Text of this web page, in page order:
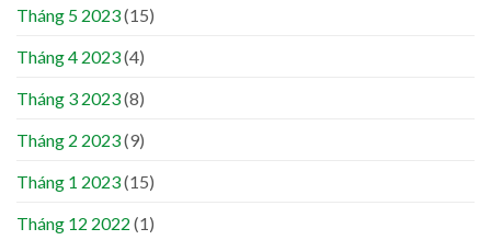
Tháng 5 2023(15)
Tháng 4 2023(4)
Tháng 3 2023(8)
Tháng 2 2023(9)
Tháng 1 2023(15)
Tháng 12 2022 (1)